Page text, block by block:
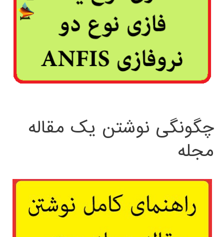
چگونگی نوشتن یک مقاله
مجله